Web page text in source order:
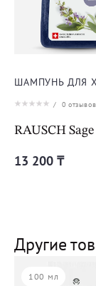
ШАМПУНЬ ДЛЯ
/ 0 отзывов
RAUSCH
13 200 ₸
Другие
100 мл